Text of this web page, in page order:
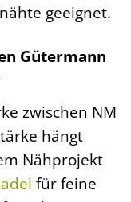
geeignet.
Gütermann
zwischen NM
hängt
Nähprojekt
für feine